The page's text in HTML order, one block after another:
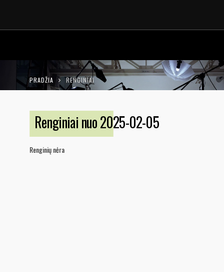
LT EN
PRADŽIA RENGINIAI
Renginiai nuo 2025-02-05
Renginių nėra